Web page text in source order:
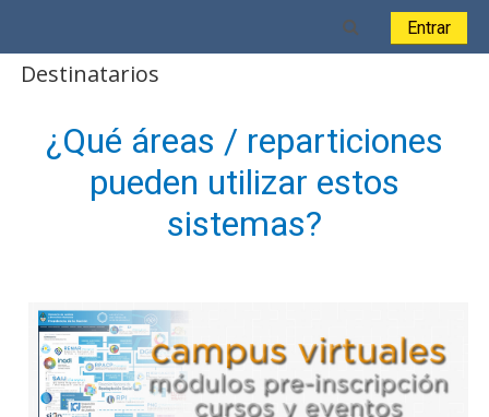
Toggle search
Entrar
Destinatarios
¿Qué áreas / reparticiones
pueden utilizar estos
sistemas?